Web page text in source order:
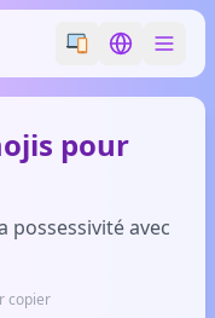
Switch emoji
Switch
pour
possessivité avec
copier